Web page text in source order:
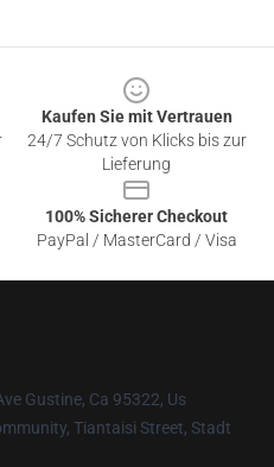
Kaufen Sie mit Vertrauen
24/7 Schutz von Klicks bis zur
Lieferung
100% Sicherer Checkout
PayPal / MasterCard / Visa
Gustine, Ca 95322, Us
Tiantaisi Street, Stadt